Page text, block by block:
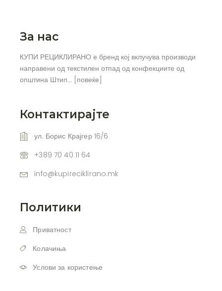
За нас
КУПИ РЕЦИКЛИРАНО е бренд кој вклучува производи
направени од текстилен отпад од конфекциите од
општина Штип… [повеќе]
Контактирајте
ул. Борис Крајгер 16/6
+389 70 40 11 64
info@kupireciklirano.mk
Политики
Приватност
Колачиња
Услови за користење